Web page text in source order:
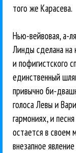
того же Карасева.
Нью-вейвовая, а-
Линды сделана на
и пофигистского
единственный
привычно би-
голоса Левы и
гармониях, и
остается в своем
внезапное